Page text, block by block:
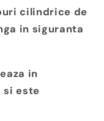
cilindrice de
in siguranta
in
si este